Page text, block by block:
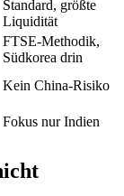
Standard, größte
Liquidität
FTSE-Methodik,
Südkorea drin
Kein China-Risiko
Fokus nur Indien